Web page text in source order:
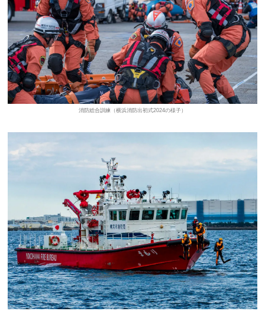
消防総合訓練（横浜消防出初式2024の様子）